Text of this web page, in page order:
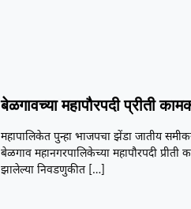
बेळगावच्या महापौरपदी प्रीती
महापालिकेत पुन्हा भाजपचा झेंडा जातीय
बेळगाव महानगरपालिकेच्या महापौरपदी
झालेल्या निवडणुकीत[…]